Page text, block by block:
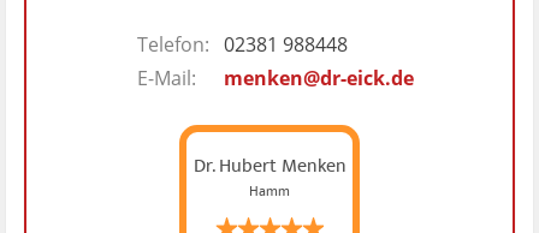
Telefon: 02381 988448
E-Mail:
menken@dr-eick.de
Dr. Hubert Menken
Hamm